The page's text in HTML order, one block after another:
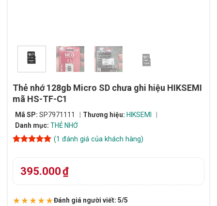
Thẻ nhớ 128gb Micro SD chưa ghi hiệu HIKSEMI
mã HS-TF-C1
Mã SP: SP7971111 Thương hiệu: HIKSEMI
Danh mục: THẺ NHỚ
dựa trên
đánh giá
(1 đánh giá của khách hàng)
395.000₫
★★★★★Đánh giá người viết: 5/5